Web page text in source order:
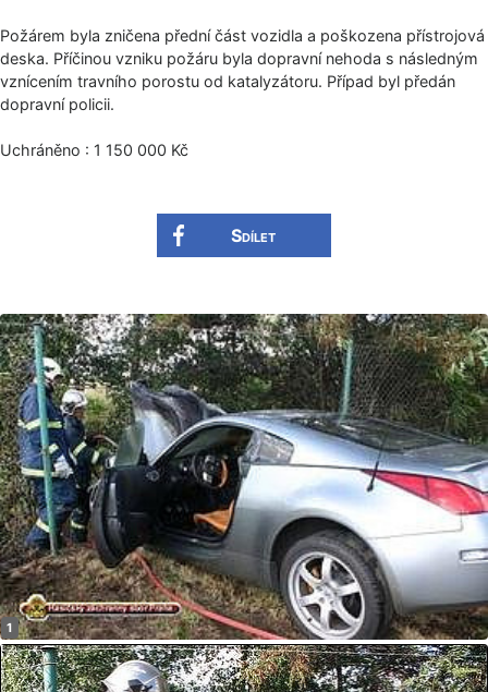
Požárem byla zničena přední část vozidla a poškozena přístrojová
deska. Příčinou vzniku požáru byla dopravní nehoda s následným
vznícením travního porostu od katalyzátoru. Případ byl předán
dopravní policii.
Uchráněno : 1 150 000 Kč
Sdílet